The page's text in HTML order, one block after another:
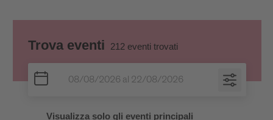
Sfoglia il calendario qui sotto o scopri le
manifestazioni da non perdere.
Trova eventi 212 eventi trovati
Visualizza solo gli eventi principali